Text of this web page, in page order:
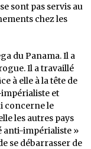
sont pas servis au
chez les
du Panama. Il a
Il a travaillé
à elle à la tête de
et
concerne le
les autres pays
anti-impérialiste »
se débarrasser de